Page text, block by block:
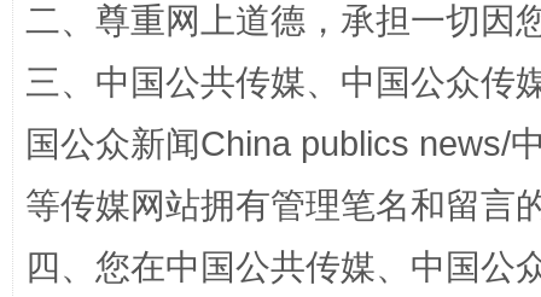
站台名比不上好声名
二、尊重网上道德，承担一切因
三、中国公共传媒、中国公众传
国公众新闻China publics news/
等传媒网站拥有管理笔名和留言
四、您在中国公共传媒、中国公